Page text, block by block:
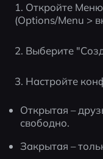
1. Откройте
(Options/Menu >
2. Выберите
3. Настройте
Открытая –
свободно.
Закрытая –